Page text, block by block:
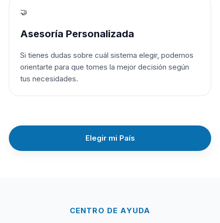
🤝
Asesoría Personalizada
Si tienes dudas sobre cuál sistema elegir, podemos
orientarte para que tomes la mejor decisión según
tus necesidades.
Elegir mi País
CENTRO DE AYUDA